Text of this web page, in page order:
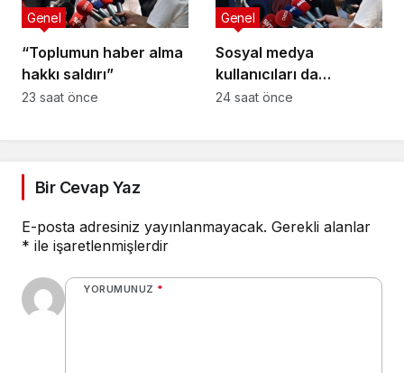
“Toplumun haber alma
hakkı saldırı”
Genel
23 saat önce
Sosyal medya
kullanıcıları da
tehlikede
Genel
24 saat önce
Bir Cevap Yaz
E-posta adresiniz yayınlanmayacak. Gerekli alanlar
* ile işaretlenmişlerdir
YORUMUNUZ *